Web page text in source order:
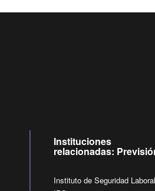
Instituciones
relacionadas:
Instituto de Seguridad Laboral